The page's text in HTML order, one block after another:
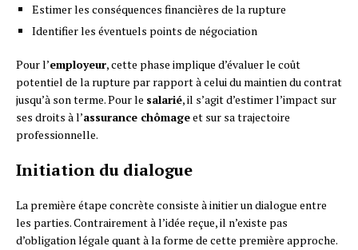
Estimer les conséquences financières de la rupture
Identifier les éventuels points de négociation
Pour l’employeur, cette phase implique d’évaluer le coût
potentiel de la rupture par rapport à celui du maintien du contrat
jusqu’à son terme. Pour le salarié, il s’agit d’estimer l’impact sur
ses droits à l’assurance chômageet sur sa trajectoire
professionnelle.
Initiation du dialogue
La première étape concrète consiste à initier un dialogue entre
les parties. Contrairement à l’idée reçue, il n’existe pas
d’obligation légale quant à la forme de cette première approche.